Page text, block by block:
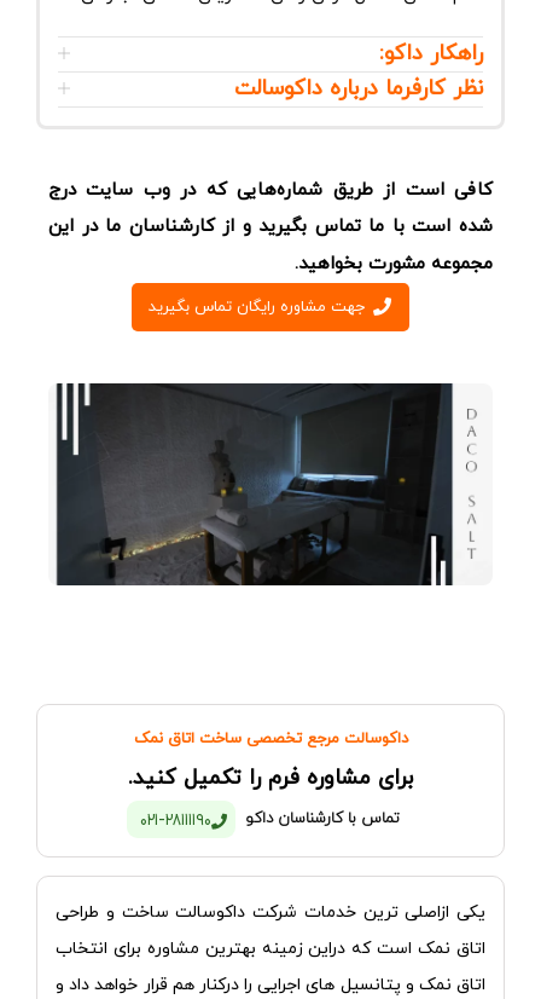
راهکار داکو:
نظر کارفرما درباره داکوسالت
کافی است از طریق شماره‌هایی که در وب سایت درج
شده است با ما تماس بگیرید و از کارشناسان ما در این
مجموعه مشورت بخواهید.
جهت مشاوره رایگان تماس بگیرید
داکوسالت مرجع تخصصی ساخت اتاق نمک
برای مشاوره فرم را تکمیل کنید.
تماس با کارشناسان داکو 021-28111190
یکی ازاصلی ترین خدمات شرکت داکوسالت ساخت و طراحی
اتاق نمک است که دراین زمینه بهترین مشاوره برای انتخاب
اتاق نمک و پتانسیل های اجرایی را درکنار هم قرار خواهدداد و